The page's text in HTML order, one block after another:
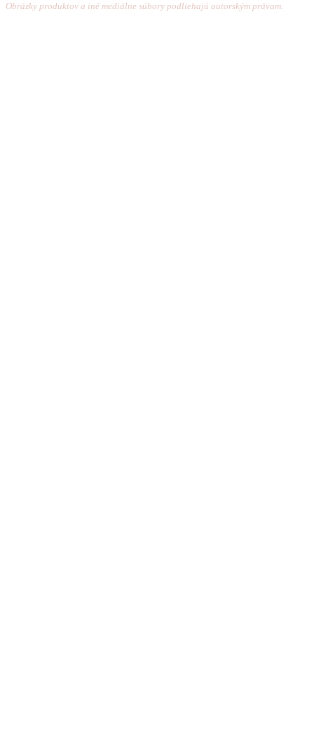
Obrázky produktov a iné mediálne súbory podliehajú autorským právam.